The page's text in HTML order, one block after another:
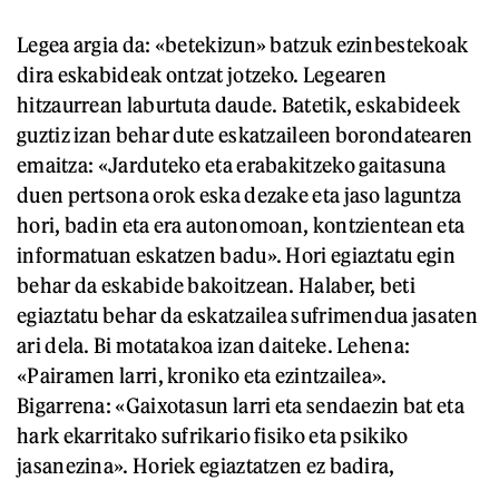
Legea argia da: «betekizun» batzuk ezinbestekoak
dira eskabideak ontzat jotzeko. Legearen
hitzaurrean laburtuta daude. Batetik, eskabideek
guztiz izan behar dute eskatzaileen borondatearen
emaitza: «Jarduteko eta erabakitzeko gaitasuna
duen pertsona orok eska dezake eta jaso laguntza
hori, badin eta era autonomoan, kontzientean eta
informatuan eskatzen badu». Hori egiaztatu egin
behar da eskabide bakoitzean. Halaber, beti
egiaztatu behar da eskatzailea sufrimendua jasaten
ari dela. Bi motatakoa izan daiteke. Lehena:
«Pairamen larri, kroniko eta ezintzailea».
Bigarrena: «Gaixotasun larri eta sendaezin bat eta
hark ekarritako sufrikario fisiko eta psikiko
jasanezina». Horiek egiaztatzen ez badira,